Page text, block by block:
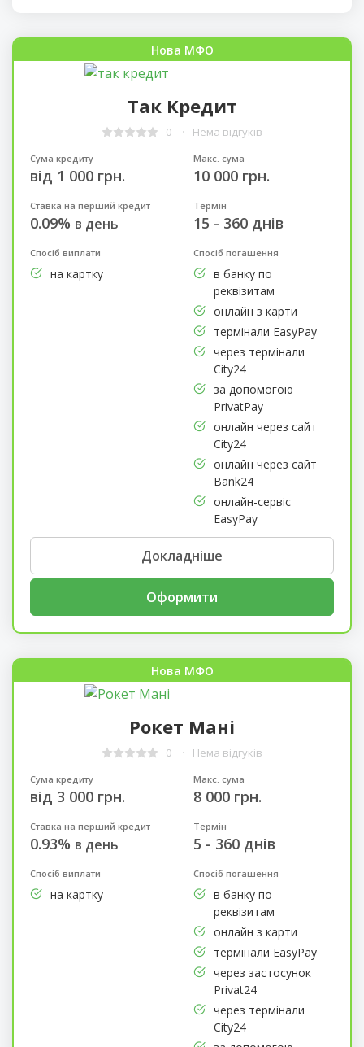
Нова МФО
Так Кредит
0 Нема відгуків
Сума кредиту
від 1 000 грн.
Макс. сума
10 000 грн.
Ставка на перший кредит
0.09% в день
Термін
15 - 360 днів
Спосіб виплати
на картку
Спосіб погашення
в банку по
реквізитам
онлайн з карти
термінали EasyPay
через термінали
City24
за допомогою
PrivatPay
онлайн через сайт
City24
онлайн через сайт
Bank24
онлайн-сервіс
EasyPay
Докладніше
Оформити
Нова МФО
Рокет Мані
0 Нема відгуків
Сума кредиту
від 3 000 грн.
Макс. сума
8 000 грн.
Ставка на перший кредит
0.93% в день
Термін
5 - 360 днів
Спосіб виплати
на картку
Спосіб погашення
в банку по
реквізитам
онлайн з карти
термінали EasyPay
через застосунок
Privat24
через термінали
City24